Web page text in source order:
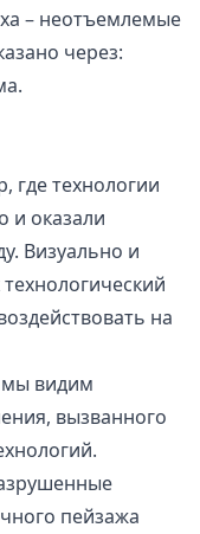
– неотъемлемые
через:
где технологии
и оказали
Визуально и
на
мы видим
вызванного
пейзажа